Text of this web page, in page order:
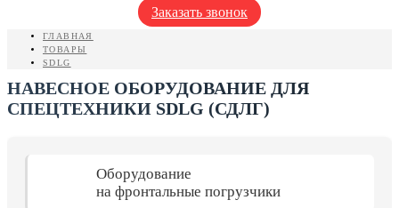
Заказать звонок
ГЛАВНАЯ
ТОВАРЫ
SDLG
НАВЕСНОЕ ОБОРУДОВАНИЕ ДЛЯ
СПЕЦТЕХНИКИ SDLG (СДЛГ)
Оборудование
на фронтальные погрузчики